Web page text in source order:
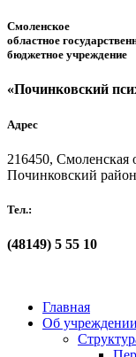
Смоленское
областное
бюджетное учреждение
«Починковский
Адрес
216450, Смоленская
Починковский
Тел.:
(48149) 5 55 10
Главная
Об учреждении